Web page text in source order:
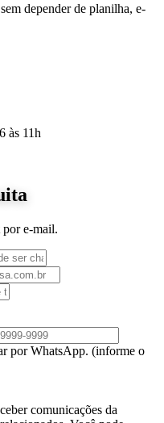
depender de planilha, e-
às 11h
e-mail.
por WhatsApp. (informe o
comunicações da